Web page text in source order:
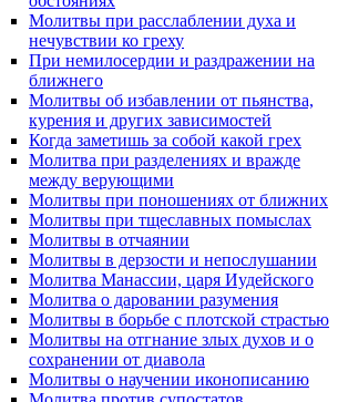
Молитвы при расслаблении духа и
нечувствии ко греху
При немилосердии и раздражении на
ближнего
Молитвы об избавлении от пьянства,
курения и других зависимостей
Когда заметишь за собой какой грех
Молитва при разделениях и вражде
между верующими
Молитвы при поношениях от ближних
Молитвы при тщеславных помыслах
Молитвы в отчаянии
Молитвы в дерзости и непослушании
Молитва Манассии, царя Иудейского
Молитва о даровании разумения
Молитвы в борьбе с плотской страстью
Молитвы на отгнание злых духов и о
сохранении от диавола
Молитвы о научении иконописанию